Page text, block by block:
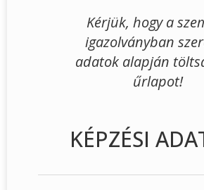
Kérjük, hogy a
igazolványban
adatok alapján
űrlapot!
KÉPZÉSI